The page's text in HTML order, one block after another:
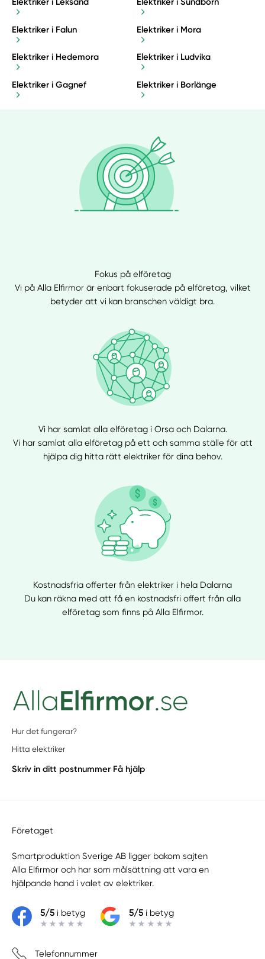
Elektriker i Falun Elektriker i Mora
Elektriker i Hedemora Elektriker i Ludvika
Elektriker i Gagnef Elektriker i Borlänge
Fokus på elföretag
Vi på Alla Elfirmor är enbart fokuserade på elföretag, vilket
betyder att vi kan branschen väldigt bra.
Vi har samlat alla elföretag i Orsa och Dalarna.
Vi har samlat alla elföretag på ett och samma ställe för att
hjälpa dig hitta rätt elektriker för dina behov.
Kostnadsfria offerter från elektriker i hela Dalarna
Du kan räkna med att få en kostnadsfri offert från alla
elföretag som finns på Alla Elfirmor.
Hur det fungerar?
Hitta elektriker
Skriv in ditt postnummer Få hjälp
Företaget
Smartproduktion Sverige AB ligger bakom sajten
Alla Elfirmor och har som målsättning att vara en
hjälpande hand i valet av elektriker.
5/5i betyg 5/5i betyg
Telefonnummer